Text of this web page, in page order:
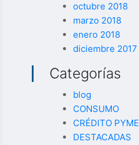
octubre 2018
marzo 2018
enero 2018
diciembre 2017
Categorías
blog
CONSUMO
CRÉDITO PYME
DESTACADAS